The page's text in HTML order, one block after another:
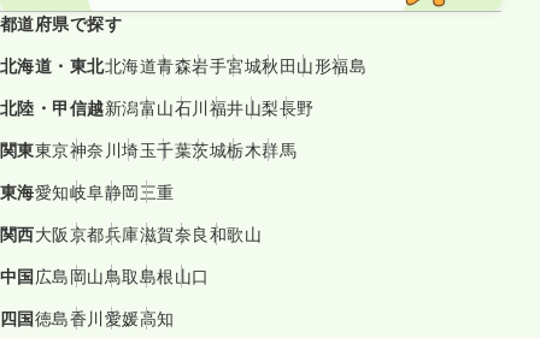
都道府県で探す
北海道・東北北海道青森岩手宮城秋田山形福島
北陸・甲信越新潟富山石川福井山梨長野
関東東京神奈川埼玉千葉茨城栃木群馬
東海愛知岐阜静岡三重
関西大阪京都兵庫滋賀奈良和歌山
中国広島岡山鳥取島根山口
四国徳島香川愛媛高知